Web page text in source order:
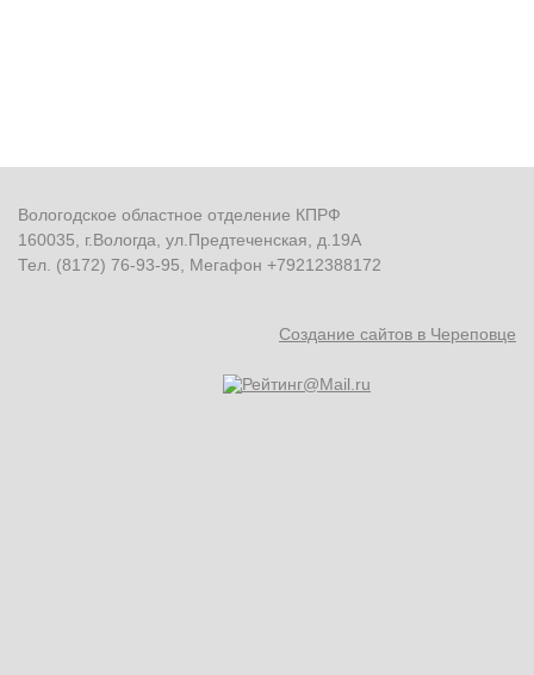
Вологодское областное отделение КПРФ
160035, г.Вологда, ул.Предтеченская, д.19А
Тел. (8172) 76-93-95, Мегафон +79212388172
Создание сайтов в Череповце